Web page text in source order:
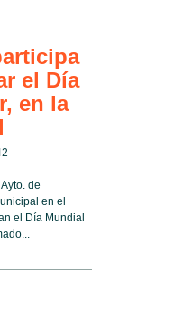
el Día
en la
de
en el
el Día Mundial